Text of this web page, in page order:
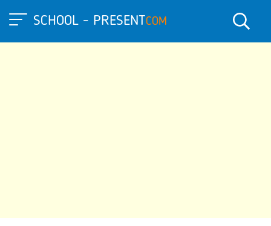
SCHOOL - PRESENTCOM